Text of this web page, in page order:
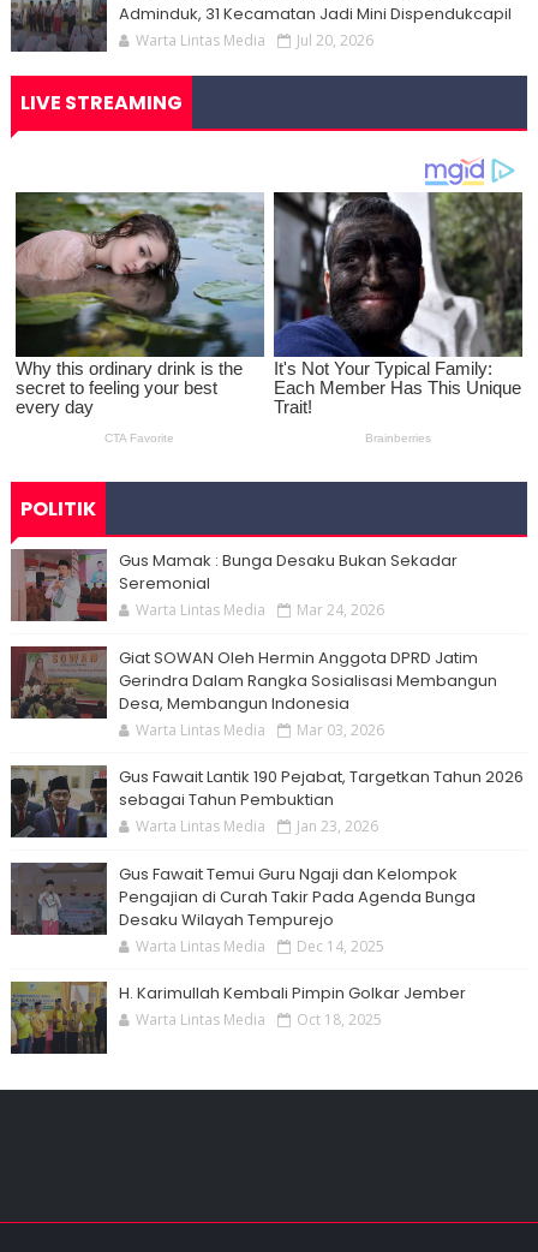
Adminduk, 31 Kecamatan Jadi Mini Dispendukcapil
Warta Lintas Media Jul 20, 2026
LIVE STREAMING
POLITIK
Gus Mamak : Bunga Desaku Bukan Sekadar
Seremonial
Warta Lintas Media Mar 24, 2026
Giat SOWAN Oleh Hermin Anggota DPRD Jatim
Gerindra Dalam Rangka Sosialisasi Membangun
Desa, Membangun Indonesia
Warta Lintas Media Mar 03, 2026
Gus Fawait Lantik 190 Pejabat, Targetkan Tahun 2026
sebagai Tahun Pembuktian
Warta Lintas Media Jan 23, 2026
Gus Fawait Temui Guru Ngaji dan Kelompok
Pengajian di Curah Takir Pada Agenda Bunga
Desaku Wilayah Tempurejo
Warta Lintas Media Dec 14, 2025
H. Karimullah Kembali Pimpin Golkar Jember
Warta Lintas Media Oct 18, 2025